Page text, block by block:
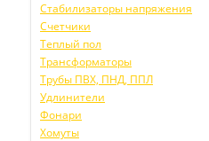
Стабилизаторы напряжения
Счетчики
Теплый пол
Трансформаторы
Трубы ПВХ, ПНД, ППЛ
Удлинители
Фонари
Хомуты